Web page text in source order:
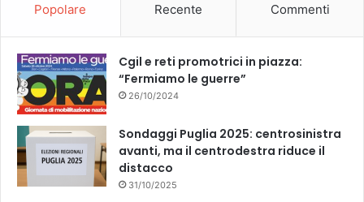
Popolare Recente Commenti
Cgil e reti promotrici in piazza:
“Fermiamo le guerre”
26/10/2024
Sondaggi Puglia 2025: centrosinistra
avanti, ma il centrodestra riduce il
distacco
31/10/2025